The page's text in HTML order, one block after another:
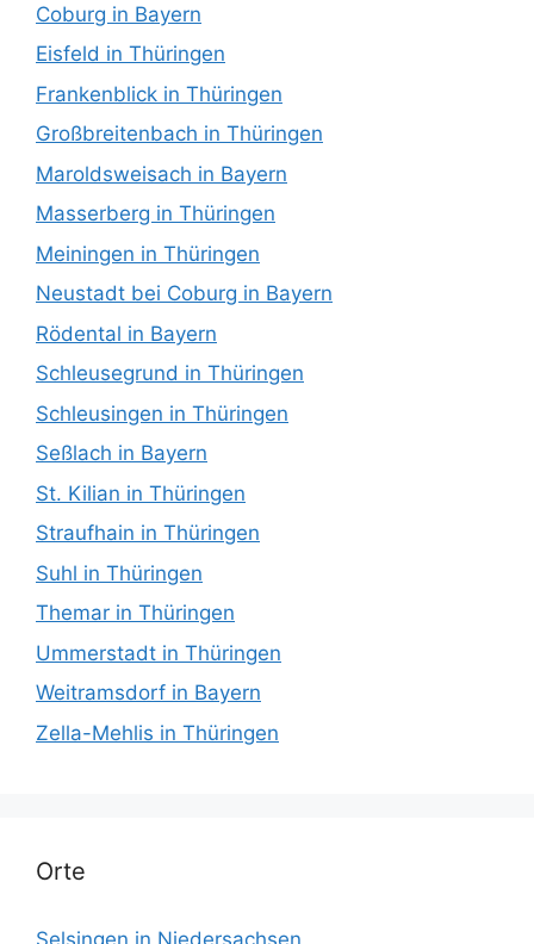
Coburg in Bayern
Eisfeld in Thüringen
Frankenblick in Thüringen
Großbreitenbach in Thüringen
Maroldsweisach in Bayern
Masserberg in Thüringen
Meiningen in Thüringen
Neustadt bei Coburg in Bayern
Rödental in Bayern
Schleusegrund in Thüringen
Schleusingen in Thüringen
Seßlach in Bayern
St. Kilian in Thüringen
Straufhain in Thüringen
Suhl in Thüringen
Themar in Thüringen
Ummerstadt in Thüringen
Weitramsdorf in Bayern
Zella-Mehlis in Thüringen
Orte